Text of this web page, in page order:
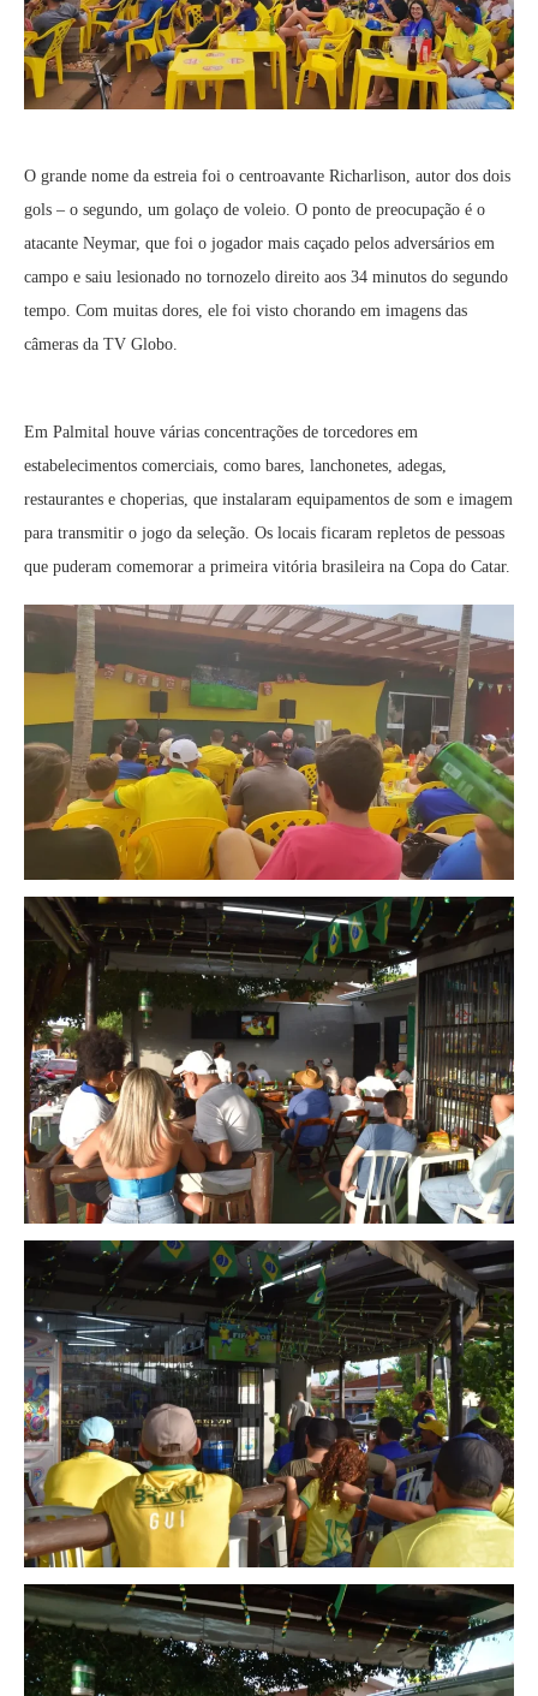
O grande nome da estreia foi o centroavante Richarlison, autor dos dois
gols – o segundo, um golaço de voleio. O ponto de preocupação é o
atacante Neymar, que foi o jogador mais caçado pelos adversários em
campo e saiu lesionado no tornozelo direito aos 34 minutos do segundo
tempo. Com muitas dores, ele foi visto chorando em imagens das
câmeras da TV Globo.
Em Palmital houve várias concentrações de torcedores em
estabelecimentos comerciais, como bares, lanchonetes, adegas,
restaurantes e choperias, que instalaram equipamentos de som e imagem
para transmitir o jogo da seleção. Os locais ficaram repletos de pessoas
que puderam comemorar a primeira vitória brasileira na Copa do Catar.